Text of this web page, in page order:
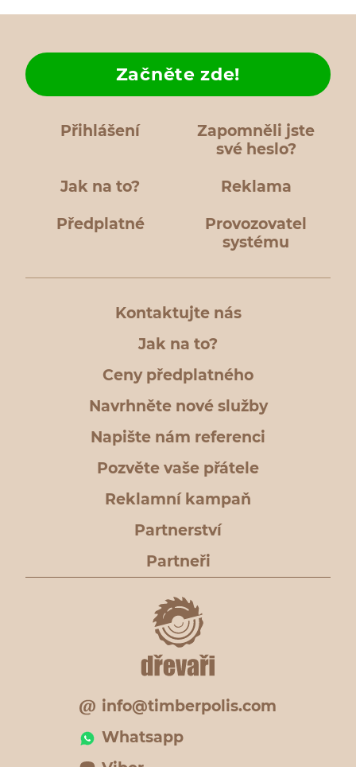
Přihlášení
Zapomněli jste
své heslo?
Jak na to?
Začněte zde!
Reklama
Předplatné
Provozovatel
systému
Kontaktujte nás
Jak na to?
Ceny předplatného
Navrhněte nové služby
Napište nám referenci
Pozvěte vaše přátele
Reklamní kampaň
Partnerství
Partneři
info@timberpolis.com
Whatsapp